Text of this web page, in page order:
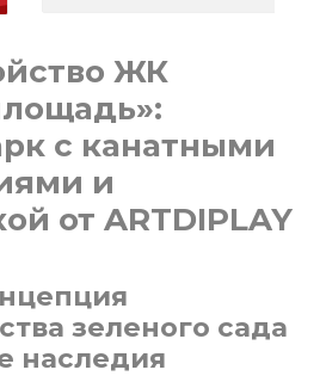
ЖК
с канатными
и
от ARTDIPLAY
зеленого сада
наследия